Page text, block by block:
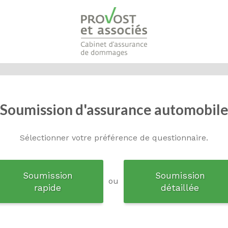
Soumission d'assurance automobile
Sélectionner votre préférence de questionnaire.
Soumission
rapide
ou
Soumission
détaillée